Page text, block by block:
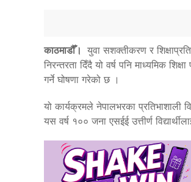
काठमाडौँ। युवा सशक्तीकरण र
निरन्तरता दिँदै यो वर्ष पनि माध्यमिक
गर्ने घोषणा गरेको छ ।
यो कार्यक्रमले नेपालभरका
यस वर्ष १०० जना एसईई उत्तीर्ण